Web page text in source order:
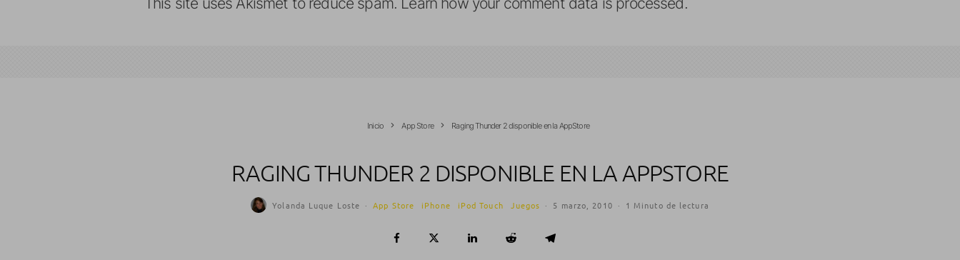
Inicio App Store Raging Thunder 2 disponible en la AppStore
RAGING THUNDER 2 DISPONIBLE EN LA APPSTORE
Yolanda Luque Loste · App Store iPhone iPod Touch Juegos · 5 marzo, 2010 · 1 Minuto de lectura